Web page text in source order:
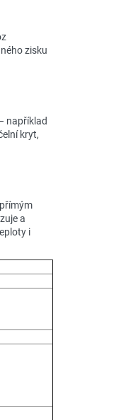
zisku
například
kryt,
a
i